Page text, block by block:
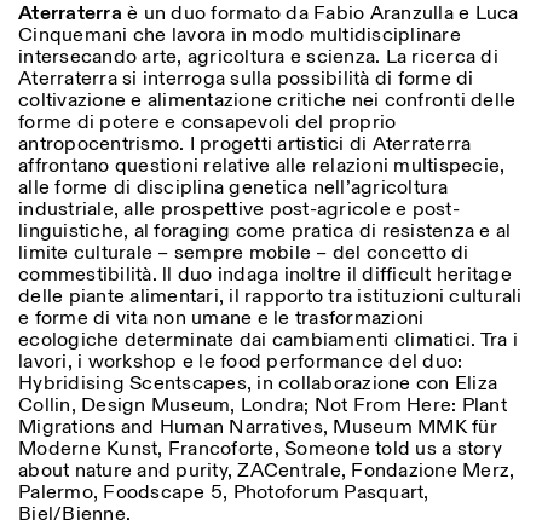
Aterraterra è un duo formato da Fabio Aranzulla e Luca
Cinquemani che lavora in modo multidisciplinare
intersecando arte, agricoltura e scienza. La ricerca di
Aterraterra si interroga sulla possibilità di forme di
coltivazione e alimentazione critiche nei confronti delle
forme di potere e consapevoli del proprio
antropocentrismo. I progetti artistici di Aterraterra
affrontano questioni relative alle relazioni multispecie,
alle forme di disciplina genetica nell’agricoltura
industriale, alle prospettive post-agricole e post-
linguistiche, al foraging come pratica di resistenza e al
limite culturale – sempre mobile – del concetto di
commestibilità. ll duo indaga inoltre il difficult heritage
delle piante alimentari, il rapporto tra istituzioni culturali
e forme di vita non umane e le trasformazioni
ecologiche determinate dai cambiamenti climatici. Tra i
lavori, i workshop e le food performance del duo:
Hybridising Scentscapes, in collaborazione con Eliza
Collin, Design Museum, Londra; Not From Here: Plant
Migrations and Human Narratives, Museum MMK für
Moderne Kunst, Francoforte, Someone told us a story
about nature and purity, ZACentrale, Fondazione Merz,
Palermo, Foodscape 5, Photoforum Pasquart,
Biel/Bienne.